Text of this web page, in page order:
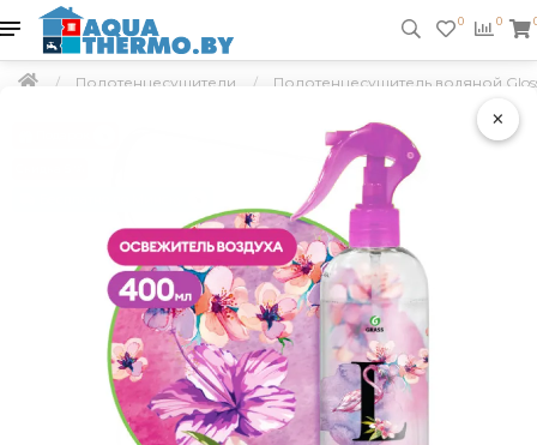
×
0 0
Полотенцесушители Полотенцесушитель водяной